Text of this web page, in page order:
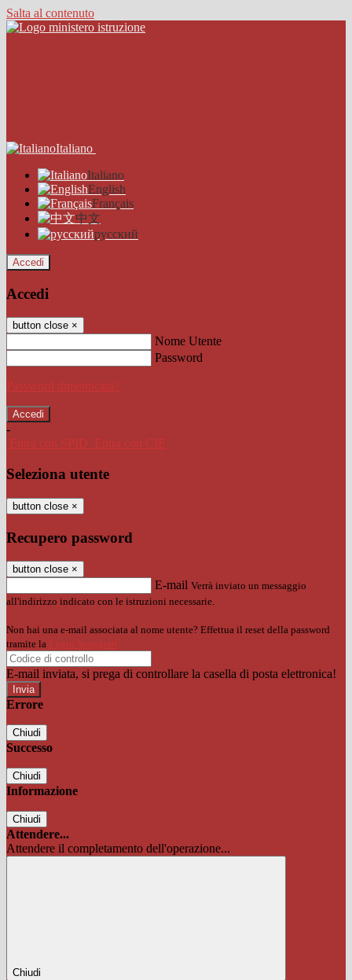
Salta al contenuto
Italiano
Italiano
English
Français
中文
русский
Accedi
Accedi
button close ×
Nome Utente
Password
Password dimenticata?
-
Entra con SPID
Entra con CIE
Seleziona utente
button close ×
Recupero password
button close ×
E-mail Verrà inviato un messaggio
all'indirizzo indicato con le istruzioni necessarie.
Non hai una e-mail associata al nome utente? Effettua il reset della password
tramite la Login Spaggiari
E-mail inviata, si prega di controllare la casella di posta elettronica!
Errore
Chiudi
Successo
Chiudi
Informazione
Chiudi
Attendere...
Attendere il completamento dell'operazione...
Chiudi